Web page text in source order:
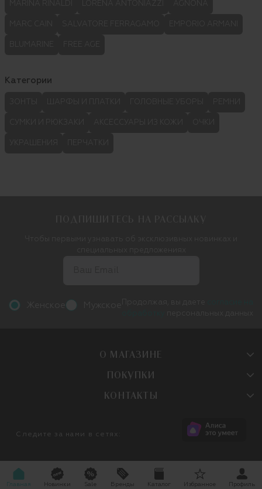
Категории
О МАГАЗИНЕ
ПОКУПКИ
КОНТАКТЫ
Следите за нами в сетях:
Главная Новинки Sale Бренды Каталог Избранное Профиль